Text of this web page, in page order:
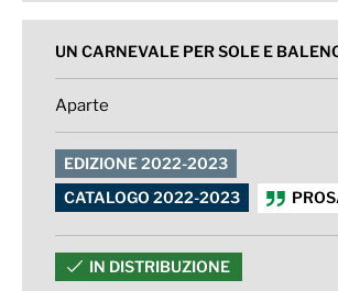
UN CARNEVALE PER SOLE E
Aparte
EDIZIONE 2022-2023
CATALOGO 2022-2023
IN DISTRIBUZIONE